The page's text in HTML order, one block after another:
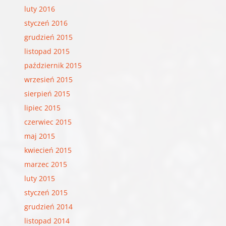
luty 2016
styczeń 2016
grudzień 2015
listopad 2015
październik 2015
wrzesień 2015
sierpień 2015
lipiec 2015
czerwiec 2015
maj 2015
kwiecień 2015
marzec 2015
luty 2015
styczeń 2015
grudzień 2014
listopad 2014